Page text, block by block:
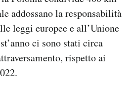
addossano la responsabilità
leggi europee e all’Unione
ci sono stati circa
rispetto ai